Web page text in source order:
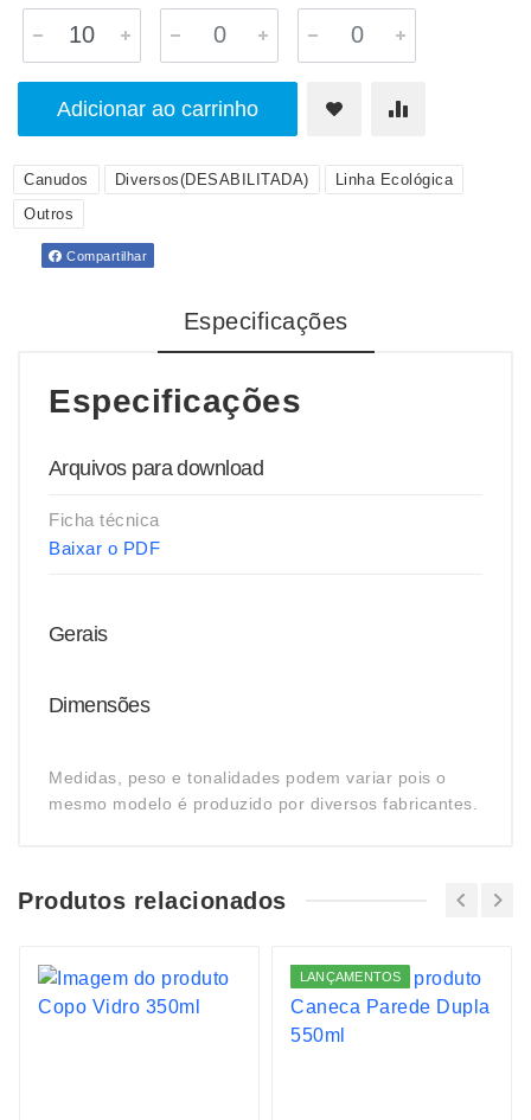
Adicionar ao carrinho
Canudos Diversos(DESABILITADA)
Linha Ecológica
Outros
Compartilhar
Especificações
Especificações
Arquivos para download
Ficha técnica
Baixar o PDF
Gerais
Dimensões
Medidas, peso e tonalidades podem variar pois o
mesmo modelo é produzido por diversos fabricantes.
Produtos relacionados
LANÇAMENTOS